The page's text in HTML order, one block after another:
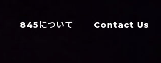
845について Contact Us